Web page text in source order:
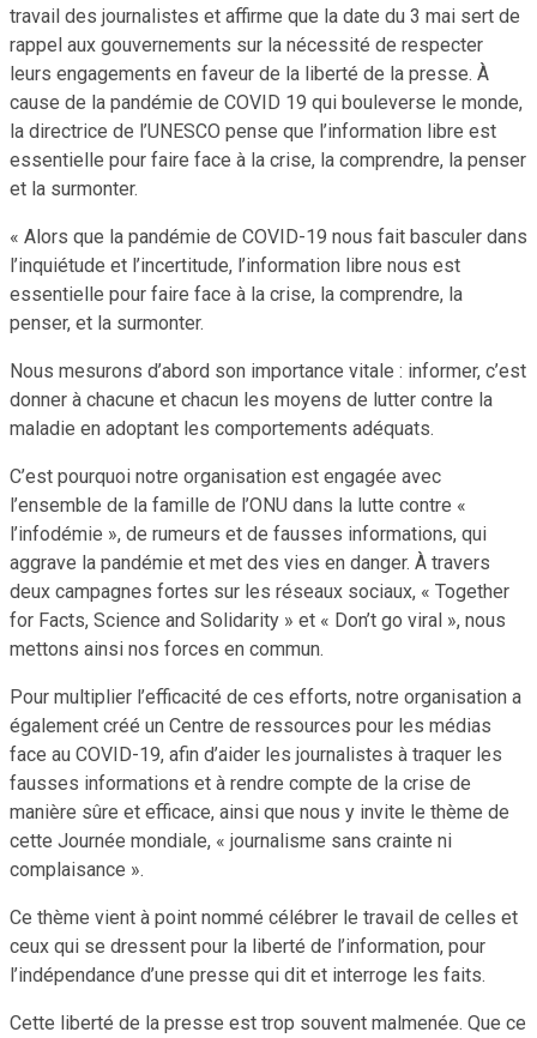
travail des journalistes et affirme que la date du 3 mai sert de
rappel aux gouvernements sur la nécessité de respecter
leurs engagements en faveur de la liberté de la presse. À
cause de la pandémie de COVID 19 qui bouleverse le monde,
la directrice de l’UNESCO pense que l’information libre est
essentielle pour faire face à la crise, la comprendre, la penser
et la surmonter.
« Alors que la pandémie de COVID-19 nous fait basculer dans
l’inquiétude et l’incertitude, l’information libre nous est
essentielle pour faire face à la crise, la comprendre, la
penser, et la surmonter.
Nous mesurons d’abord son importance vitale : informer, c’est
donner à chacune et chacun les moyens de lutter contre la
maladie en adoptant les comportements adéquats.
C’est pourquoi notre organisation est engagée avec
l’ensemble de la famille de l’ONU dans la lutte contre «
l’infodémie », de rumeurs et de fausses informations, qui
aggrave la pandémie et met des vies en danger. À travers
deux campagnes fortes sur les réseaux sociaux, « Together
for Facts, Science and Solidarity » et « Don’t go viral », nous
mettons ainsi nos forces en commun.
Pour multiplier l’efficacité de ces efforts, notre organisation a
également créé un Centre de ressources pour les médias
face au COVID-19, afin d’aider les journalistes à traquer les
fausses informations et à rendre compte de la crise de
manière sûre et efficace, ainsi que nous y invite le thème de
cette Journée mondiale, « journalisme sans crainte ni
complaisance ».
Ce thème vient à point nommé célébrer le travail de celles et
ceux qui se dressent pour la liberté de l’information, pour
l’indépendance d’une presse qui dit et interroge les faits.
Cette liberté de la presse est trop souvent malmenée. Que ce